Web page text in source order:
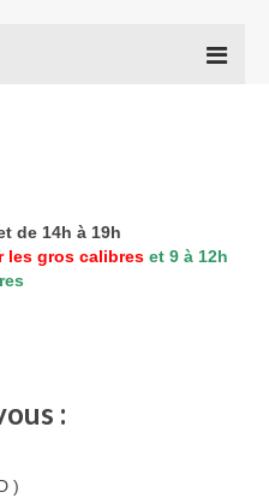
de 14h à 19h
les gros calibres et 9 à 12h
:
)